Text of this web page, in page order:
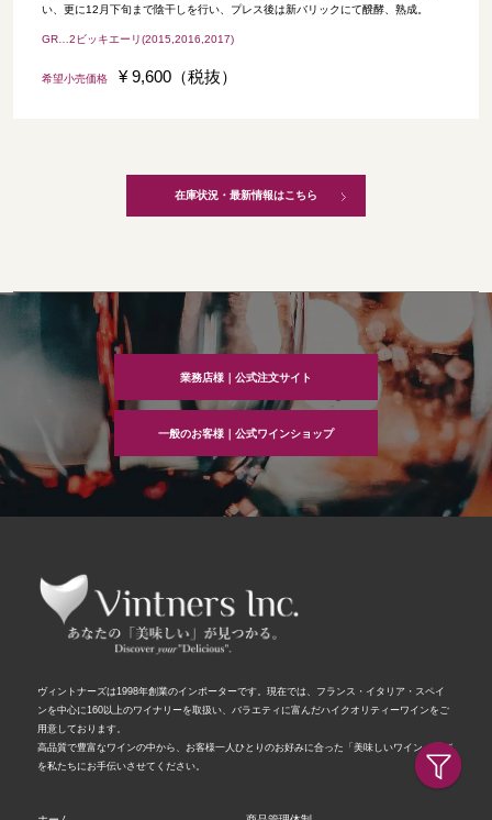
い、更に12月下旬まで陰干しを行い、プレス後は新バリックにて醗酵、熟成。
GR…2ビッキエーリ(2015,2016,2017)
希望小売価格 ¥ 9,600（税抜）
在庫状況・最新情報はこちら
業務店様｜公式注文サイト
一般のお客様｜公式ワインショップ
ヴィントナーズは1998年創業のインポーターです。現在では、フランス・イタリア・スペイ
ンを中心に160以上のワイナリーを取扱い、バラエティに富んだハイクオリティーワインをご
用意しております。
高品質で豊富なワインの中から、お客様一人ひとりのお好みに合った「美味しいワイン」選び
を私たちにお手伝いさせてください。